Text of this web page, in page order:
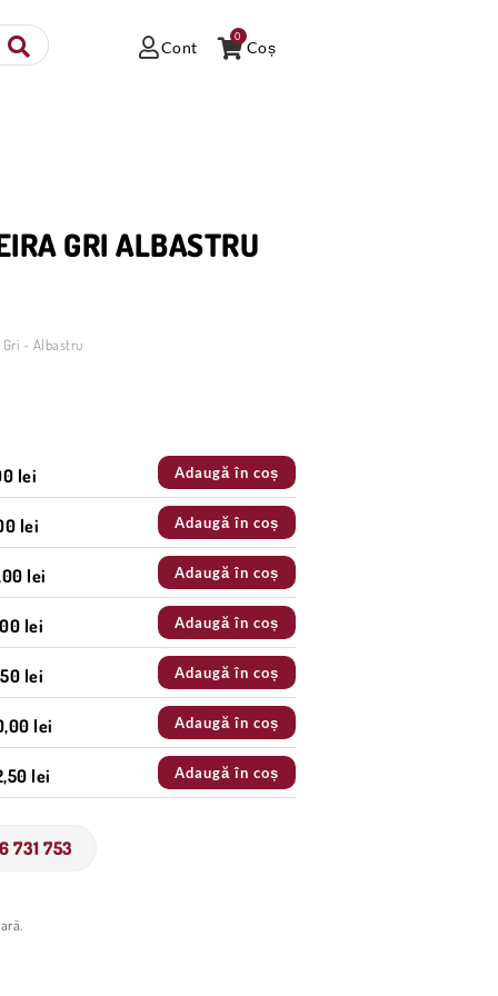
Cont Coș
0
GRI ALBASTRU
Gri - Albastru
lei Adaugă în coș
lei Adaugă în coș
lei Adaugă în coș
lei Adaugă în coș
lei Adaugă în coș
lei Adaugă în coș
lei Adaugă în coș
731 753